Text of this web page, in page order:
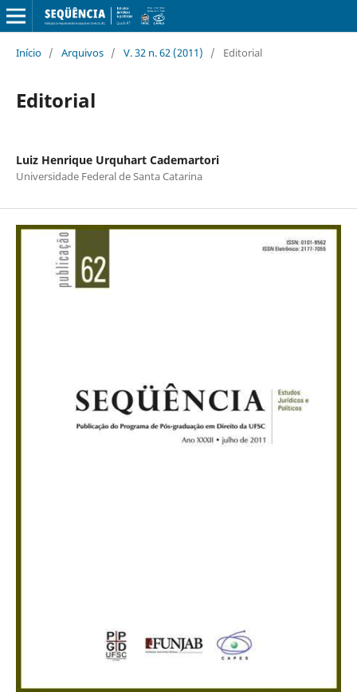
Início / Arquivos / V. 32 n. 62 (2011) / Editorial
Editorial
Luiz Henrique Urquhart Cademartori
Universidade Federal de Santa Catarina